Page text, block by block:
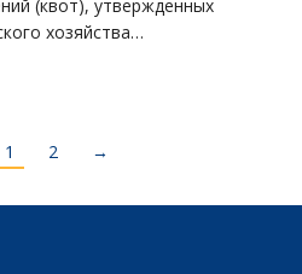
(квот), утвержденных
хозяйства…
1 2 →